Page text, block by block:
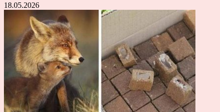
18.05.2026